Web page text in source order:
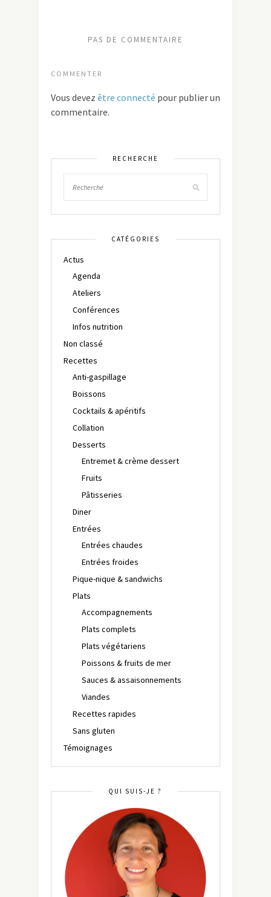
PAS DE COMMENTAIRE
COMMENTER
Vous devez être connecté pour publier un
commentaire.
RECHERCHE
CATÉGORIES
Actus
Agenda
Ateliers
Conférences
Infos nutrition
Non classé
Recettes
Anti-gaspillage
Boissons
Cocktails & apéritifs
Collation
Desserts
Entremet & crème dessert
Fruits
Pâtisseries
Diner
Entrées
Entrées chaudes
Entrées froides
Pique-nique & sandwichs
Plats
Accompagnements
Plats complets
Plats végétariens
Poissons & fruits de mer
Sauces & assaisonnements
Viandes
Recettes rapides
Sans gluten
Témoignages
QUI SUIS-JE ?